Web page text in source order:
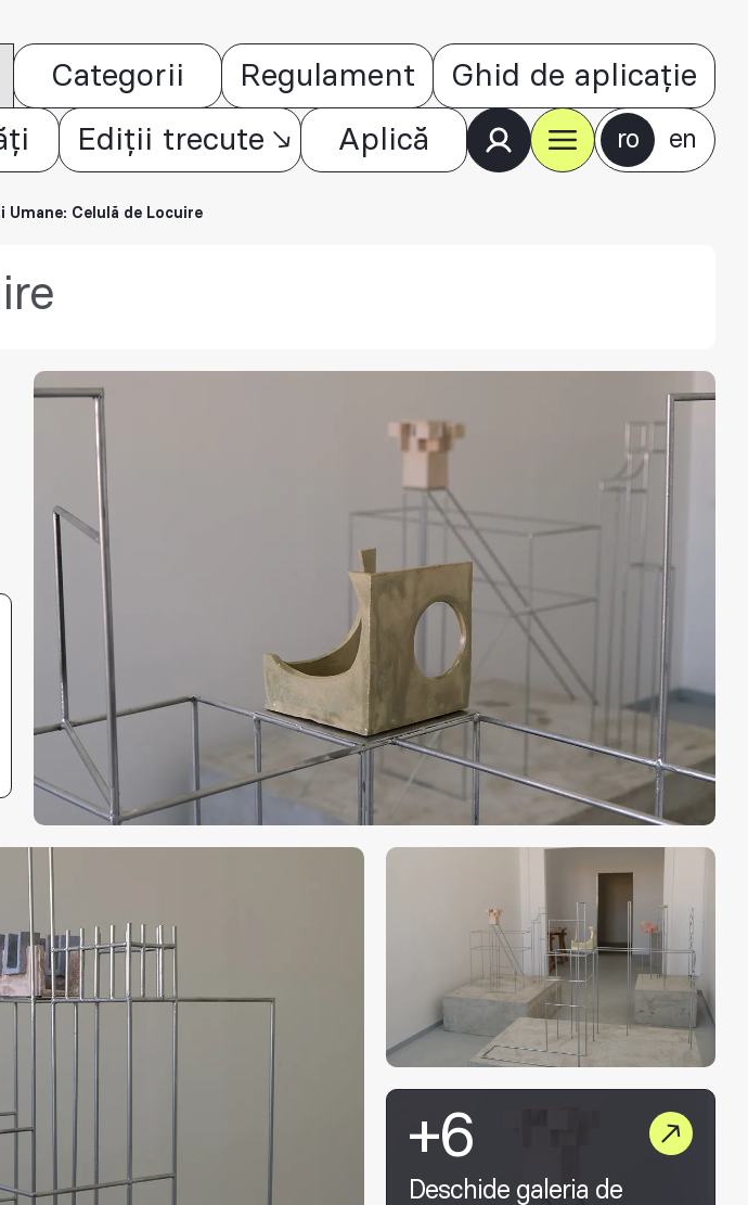
Categorii Regulament Ghid de aplicație
Ediții trecute Aplică ro en
Umane: Celulă de Locuire
+6
Deschide galeria de